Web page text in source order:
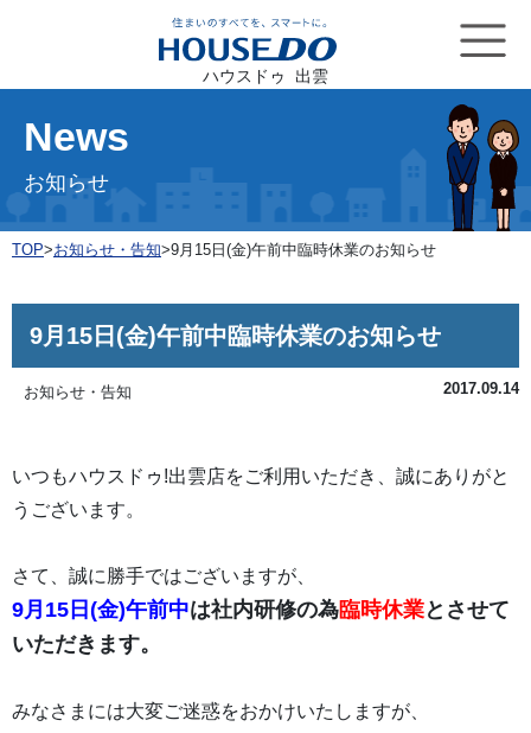
ハウスドゥ 出雲
News
お知らせ
TOP>お知らせ・告知>9月15日(金)午前中臨時休業のお知らせ
9月15日(金)午前中臨時休業のお知らせ
お知らせ・告知 2017.09.14
いつもハウスドゥ!出雲店をご利用いただき、誠にありがと
うございます。
さて、誠に勝手ではございますが、
9月15日(金)午前中は社内研修の為臨時休業とさせて
いただきます。
みなさまには大変ご迷惑をおかけいたしますが、